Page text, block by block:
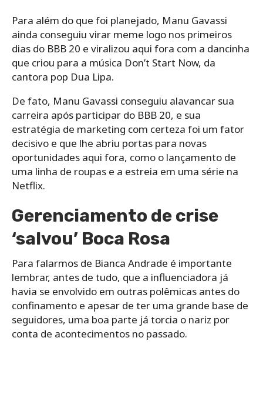
Para além do que foi planejado, Manu Gavassi
ainda conseguiu virar meme logo nos primeiros
dias do BBB 20 e viralizou aqui fora com a dancinha
que criou para a música Don’t Start Now, da
cantora pop Dua Lipa.
De fato, Manu Gavassi conseguiu alavancar sua
carreira após participar do BBB 20, e sua
estratégia de marketing com certeza foi um fator
decisivo e que lhe abriu portas para novas
oportunidades aqui fora, como o lançamento de
uma linha de roupas e a estreia em uma série na
Netflix.
Gerenciamento de crise
‘salvou’ Boca Rosa
Para falarmos de Bianca Andrade é importante
lembrar, antes de tudo, que a influenciadora já
havia se envolvido em outras polêmicas antes do
confinamento e apesar de ter uma grande base de
seguidores, uma boa parte já torcia o nariz por
conta de acontecimentos no passado.